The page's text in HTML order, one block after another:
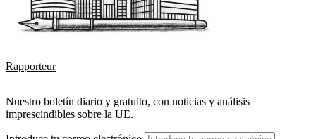
Rapporteur
Nuestro boletín diario y gratuito, con noticias y análisis
imprescindibles sobre la UE.